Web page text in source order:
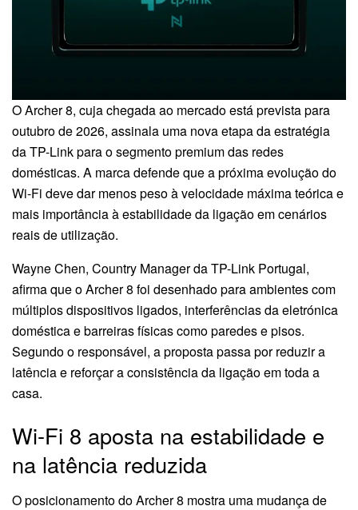
O Archer 8, cuja chegada ao mercado está prevista para
outubro de 2026, assinala uma nova etapa da estratégia
da TP-Link para o segmento premium das redes
domésticas. A marca defende que a próxima evolução do
Wi-Fi deve dar menos peso à velocidade máxima teórica e
mais importância à estabilidade da ligação em cenários
reais de utilização.
Wayne Chen, Country Manager da TP-Link Portugal,
afirma que o Archer 8 foi desenhado para ambientes com
múltiplos dispositivos ligados, interferências da eletrónica
doméstica e barreiras físicas como paredes e pisos.
Segundo o responsável, a proposta passa por reduzir a
latência e reforçar a consistência da ligação em toda a
casa.
Wi-Fi 8 aposta na estabilidade e
na latência reduzida
O posicionamento do Archer 8 mostra uma mudança de